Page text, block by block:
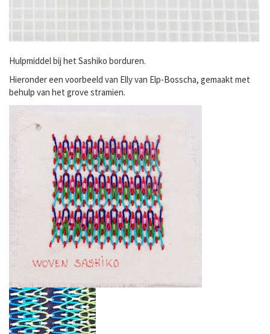
Hulpmiddel bij het Sashiko borduren.
Hieronder een voorbeeld van Elly van Elp-Bosscha, gemaakt met
behulp van het grove stramien.